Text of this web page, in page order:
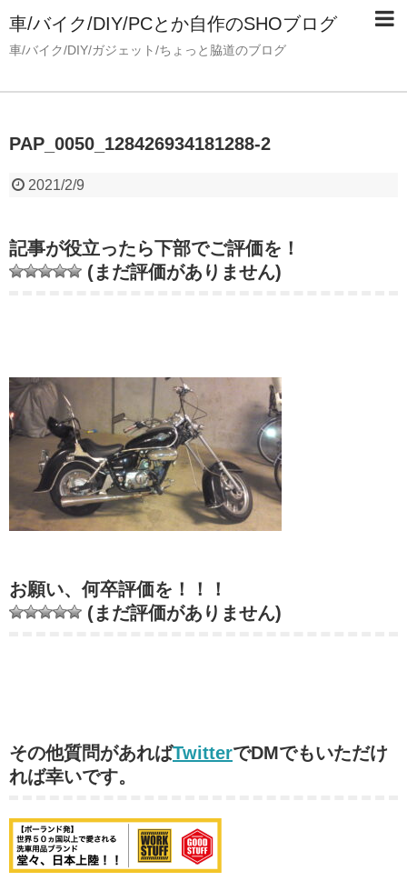
車/バイク/DIY/PCとか自作のSHOブログ
車/バイク/DIY/ガジェット/ちょっと脇道のブログ
PAP_0050_128426934181288-2
2021/2/9
記事が役立ったら下部でご評価を！
(まだ評価がありません)
お願い、何卒評価を！！！
(まだ評価がありません)
その他質問があればTwitterでDMでもいただけ
れば幸いです。